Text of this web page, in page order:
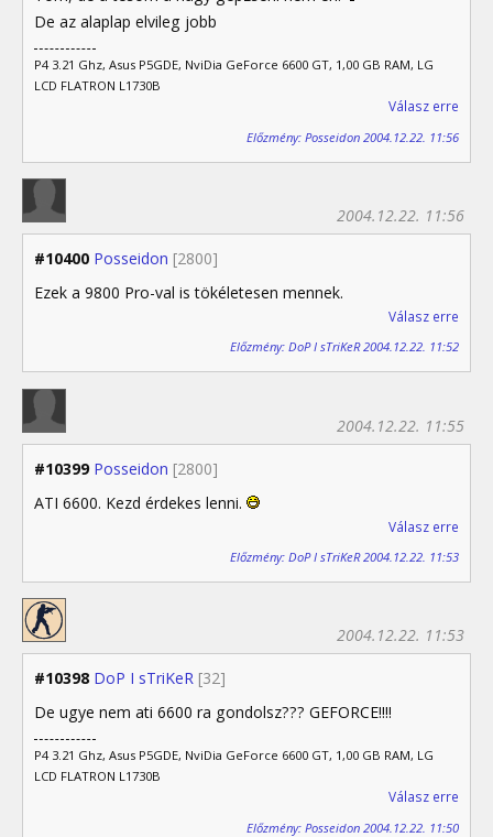
De az alaplap elvileg jobb
P4 3.21 Ghz, Asus P5GDE, NviDia GeForce 6600 GT, 1,00 GB RAM, LG
LCD FLATRON L1730B
Válasz erre
Előzmény: Posseidon 2004.12.22. 11:56
#10400 Posseidon [2800]
2004.12.22. 11:56
Ezek a 9800 Pro-val is tökéletesen mennek.
Válasz erre
Előzmény: DoP I sTriKeR 2004.12.22. 11:52
#10399 Posseidon [2800]
2004.12.22. 11:55
ATI 6600. Kezd érdekes lenni.
Válasz erre
Előzmény: DoP I sTriKeR 2004.12.22. 11:53
#10398 DoP I sTriKeR [32]
2004.12.22. 11:53
De ugye nem ati 6600 ra gondolsz??? GEFORCE!!!!
P4 3.21 Ghz, Asus P5GDE, NviDia GeForce 6600 GT, 1,00 GB RAM, LG
LCD FLATRON L1730B
Válasz erre
Előzmény: Posseidon 2004.12.22. 11:50